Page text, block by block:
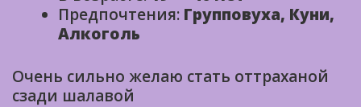
Предпочтения: Групповуха, Куни,
Алкоголь
Очень сильно желаю стать оттраханой
сзади шалавой